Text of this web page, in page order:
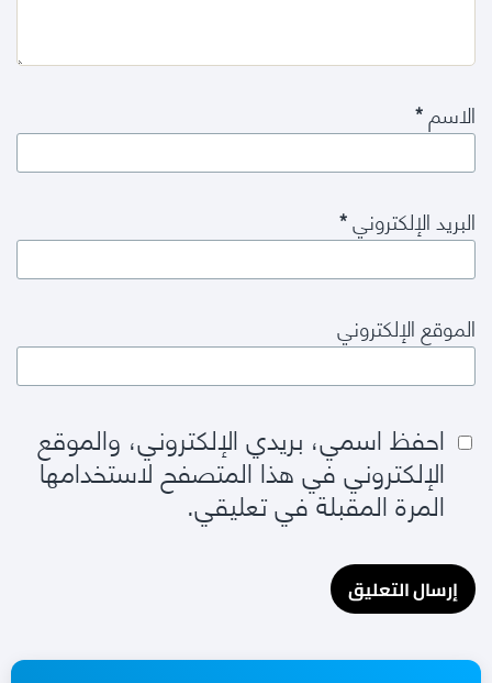
الاسم*
البريد الإلكتروني*
الموقع الإلكتروني
احفظ اسمي، بريدي الإلكتروني، والموقع
الإلكتروني في هذا المتصفح لاستخدامها
المرة المقبلة في تعليقي.